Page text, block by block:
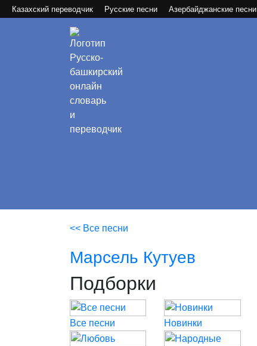
Казахский переводчик Русские песни Азербайджанские песни
<< Все песни
Марсель Кутуев
Подборки
Все песни Новинки